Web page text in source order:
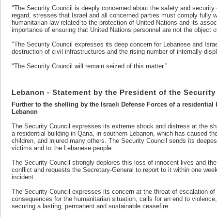
"The Security Council is deeply concerned about the safety and
regard, stresses that Israel and all concerned parties must comply fully
humanitarian law related to the protection of United Nations and its
importance of ensuring that United Nations personnel are not the object
"The Security Council expresses its deep concern for Lebanese and
destruction of civil infrastructures and the rising number of internally
"The Security Council will remain seized of this matter.”
Lebanon - Statement by the President of the
Further to the shelling by the Israeli Defense Forces of a
Lebanon
The Security Council expresses its extreme shock and distress at the
a residential building in Qana, in southern Lebanon, which has caused
children, and injured many others. The Security Council sends its
victims and to the Lebanese people.
The Security Council strongly deplores this loss of innocent lives and
conflict and requests the Secretary-General to report to it within one
incident.
The Security Council expresses its concern at the threat of escalation
consequences for the humanitarian situation, calls for an end to
securing a lasting, permanent and sustainable ceasefire.